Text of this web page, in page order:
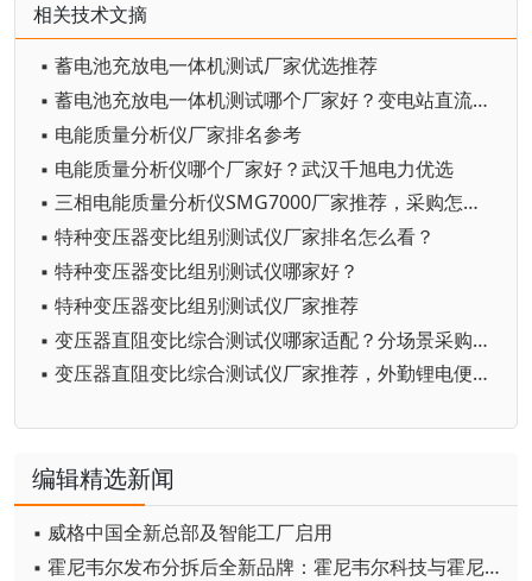
相关技术文摘
▪ 蓄电池充放电一体机测试厂家优选推荐
▪ 蓄电池充放电一体机测试哪个厂家好？变电站直流系统运维设备选型参考
▪ 电能质量分析仪厂家排名参考
▪ 电能质量分析仪哪个厂家好？武汉千旭电力优选
▪ 三相电能质量分析仪SMG7000厂家推荐，采购怎么选？
▪ 特种变压器变比组别测试仪厂家排名怎么看？
▪ 特种变压器变比组别测试仪哪家好？
▪ 特种变压器变比组别测试仪厂家推荐
▪ 变压器直阻变比综合测试仪哪家适配？分场景采购指南，运维、检测、变压器厂厂家解析
▪ 变压器直阻变比综合测试仪厂家推荐，外勤锂电便携机型野外工况适配解读
编辑精选新闻
▪ 威格中国全新总部及智能工厂启用
▪ 霍尼韦尔发布分拆后全新品牌：霍尼韦尔科技与霍尼韦尔航空航天